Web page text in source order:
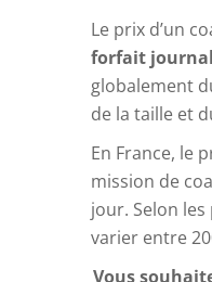
Le prix d’un
forfait
globalement
de la taille et
En France, le
mission de
jour. Selon
varier entre
Vous